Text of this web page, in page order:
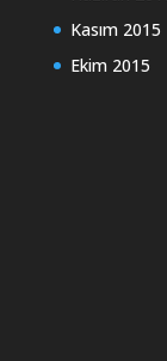
Kasım 2015
Ekim 2015